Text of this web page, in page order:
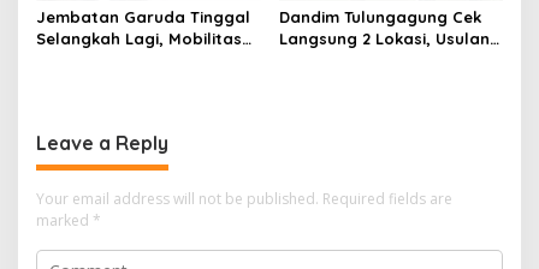
Jembatan Garuda Tinggal
Selangkah Lagi, Mobilitas
Dandim Tulungagung Cek
Langsung 2 Lokasi, Usulan
Leave a Reply
Your email address will not be published. Required fields are
marked *